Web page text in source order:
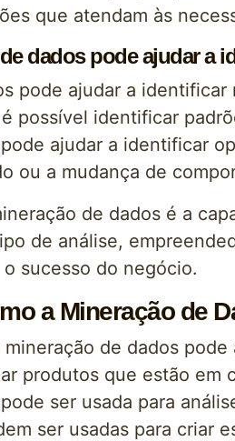
que atendam às
dados pode ajudar a
pode ajudar a
possível identificar
ajudar a identificar
ou a mudança de
de dados é a
de análise,
sucesso do negócio.
a Mineração de
de dados
produtos que estão em
ser usada para
ser usadas para criar